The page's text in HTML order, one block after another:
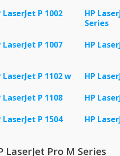
LaserJet P 1002
HP
Series
LaserJet P 1007 HP
LaserJet P 1102 w HP
LaserJet P 1108
HP
LaserJet P 1504
HP
LaserJet Pro M Series